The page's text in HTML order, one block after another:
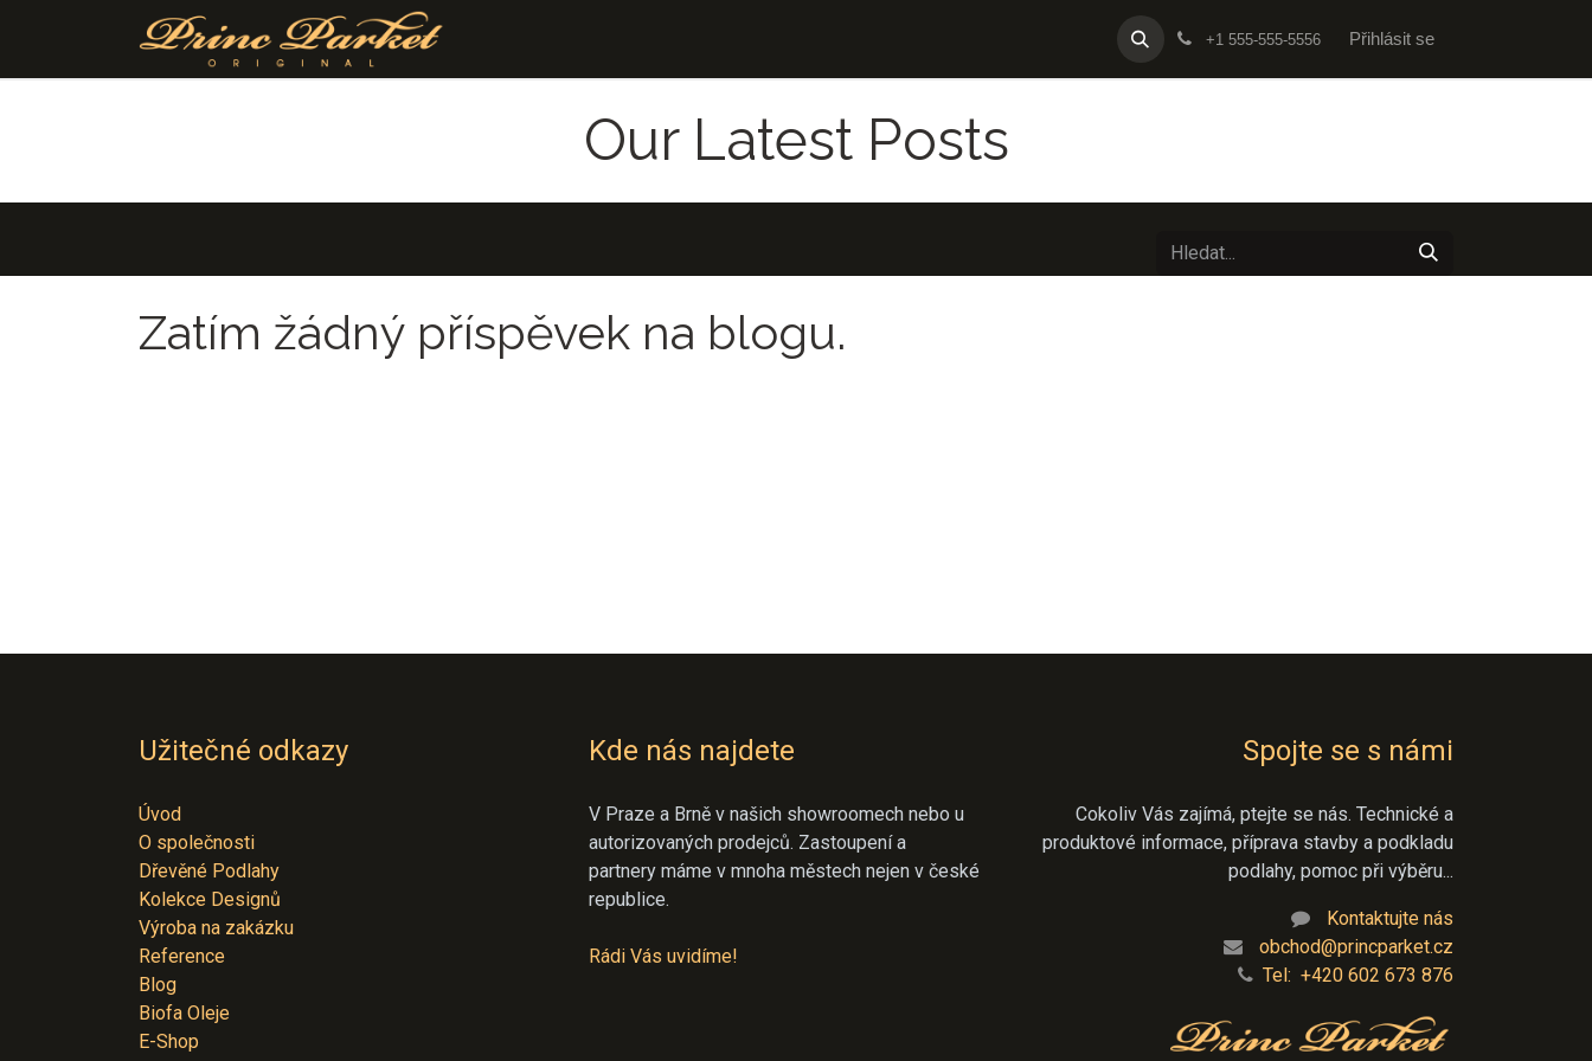
+1 555-555-5556 Přihlásit se
Our Latest Posts
Zatím žádný příspěvek na blogu.
Užitečné odkazy
Úvod
O společnosti
Dřevěné Podlahy
Kolekce Designů
Výroba na zakázku
Reference
Blog
Biofa Oleje
E-Shop
Kde nás najdete
V Praze a Brně v našich showroomech nebo u
autorizovaných prodejců. Zastoupení a
partnery máme v mnoha městech nejen v české
republice.
Rádi Vás uvidíme!
Spojte se s námi
Cokoliv Vás zajímá, ptejte se nás. Technické a
produktové informace, příprava stavby a podkladu
podlahy, pomoc při výběru...
Kontaktujte nás
obchod@princparket.cz
Tel: +420 602 673 876